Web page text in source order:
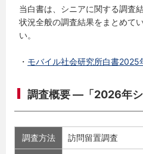
当白書は、シニアに関する調査
状況全般の調査結果をまとめて
い。
・ モバイル社会研究所白書2025
調査概要 ―「2026年
調査方法 訪問留置調査